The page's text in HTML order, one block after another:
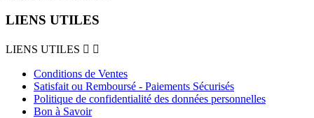
LIENS UTILES
LIENS UTILES  
Conditions de Ventes
Satisfait ou Remboursé - Paiements Sécurisés
Politique de confidentialité des données personnelles
Bon à Savoir